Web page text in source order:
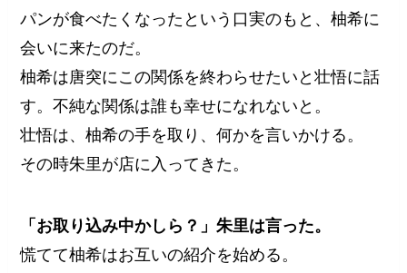
パンが食べたくなったという口実のもと、柚希に
会いに来たのだ。
柚希は唐突にこの関係を終わらせたいと壮悟に話
す。不純な関係は誰も幸せになれないと。
壮悟は、柚希の手を取り、何かを言いかける。
その時朱里が店に入ってきた。
「お取り込み中かしら？」朱里は言った。
慌てて柚希はお互いの紹介を始める。